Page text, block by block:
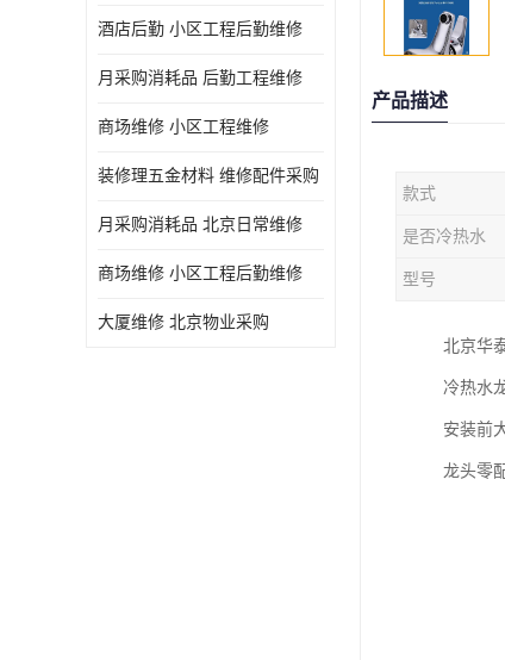
酒店后勤 小区工程后勤维修
月采购消耗品 后勤工程维修
商场维修 小区工程维修
装修理五金材料 维修配件采购
月采购消耗品 北京日常维修
商场维修 小区工程后勤维修
大厦维修 北京物业采购
产品描述
款式
是否冷热水
型号
北京华
冷热水
安装前
龙头零